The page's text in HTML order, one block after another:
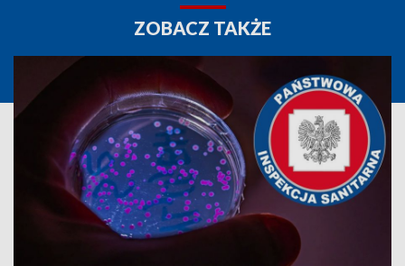
ZOBACZ TAKŻE